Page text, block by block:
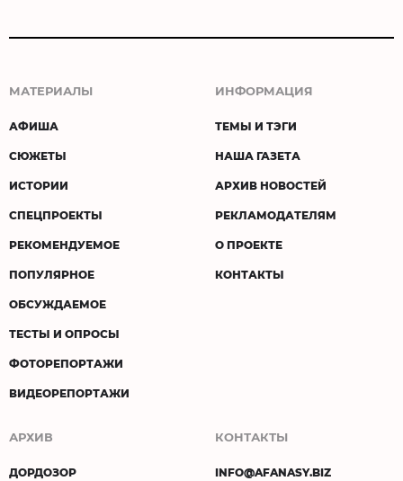
МАТЕРИАЛЫ
АФИША
СЮЖЕТЫ
ИСТОРИИ
СПЕЦПРОЕКТЫ
РЕКОМЕНДУЕМОЕ
ПОПУЛЯРНОЕ
ОБСУЖДАЕМОЕ
ТЕСТЫ И ОПРОСЫ
ФОТОРЕПОРТАЖИ
ВИДЕОРЕПОРТАЖИ
ИНФОРМАЦИЯ
ТЕМЫ И ТЭГИ
НАША ГАЗЕТА
АРХИВ НОВОСТЕЙ
РЕКЛАМОДАТЕЛЯМ
О ПРОЕКТЕ
КОНТАКТЫ
АРХИВ
ДОРДОЗОР
КОНТАКТЫ
INFO@AFANASY.BIZ